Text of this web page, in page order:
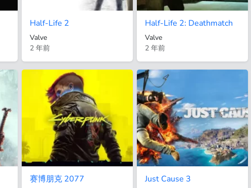
Half-Life 2
Valve
2 年前
Half-Life 2: Deathmatch
Valve
2 年前
赛博朋克 2077 Just Cause 3